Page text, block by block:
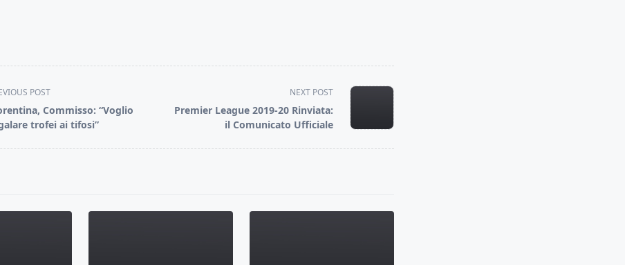
POST
Commisso: “Voglio
trofei ai tifosi”
NEXT POST
Premier League 2019-20 Rinviata:
il Comunicato Ufficiale